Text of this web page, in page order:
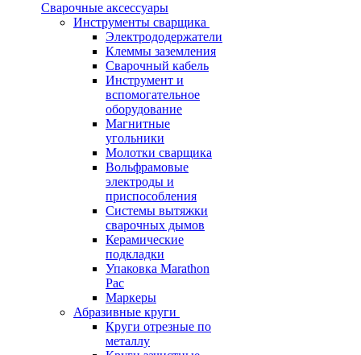
Сварочные аксессуары
Инструменты сварщика
Электрододержатели
Клеммы заземления
Сварочный кабель
Инструмент и
вспомогательное
оборудование
Магнитные
угольники
Молотки сварщика
Вольфрамовые
электроды и
приспособления
Системы вытяжки
сварочных дымов
Керамические
подкладки
Упаковка Marathon
Pac
Маркеры
Абразивные круги
Круги отрезные по
металлу